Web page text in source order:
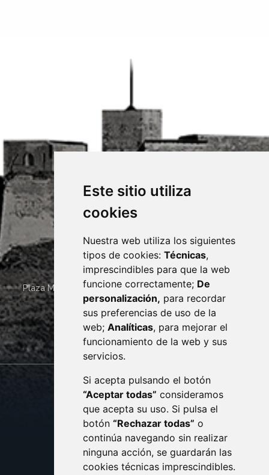
Este sitio utiliza
cookies
Nuestra web utiliza los siguientes
tipos de cookies: Técnicas,
imprescindibles para que la web
funcione correctamente; De
personalización, para recordar
sus preferencias de uso de la
web; Analíticas, para mejorar el
funcionamiento de la web y sus
servicios.
Si acepta pulsando el botón
“Aceptar todas” consideramos
que acepta su uso. Si pulsa el
botón “Rechazar todas” o
continúa navegando sin realizar
ninguna acción, se guardarán las
cookies técnicas imprescindibles.
Plaza Mayor 4 22400 MONZÓN - ARAGÓN (ESPAÑA)
· (34) 974 400 700 ·
sac@monzon.es
monzon.es
CONTACTO
AVISO LEGAL
PROTECCIÓN DE DATOS
POLÍTICA DE COOKIES
ACCESIBILIDAD
ENLACE EXTERNO AL